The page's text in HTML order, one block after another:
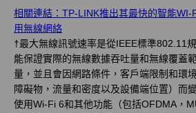
相關連結：TP-LINK推出其最快的智能WI-
用無線網絡
†最大無線訊號速率是從IEEE標準802.11
能保證實際的無線數據吞吐量和無線覆蓋
量，並且會因網路條件，客戶端限制和環
障礙物，流量和密度以及設備端位置）而
使用Wi-Fi 6和其他功能（包括OFDMA，